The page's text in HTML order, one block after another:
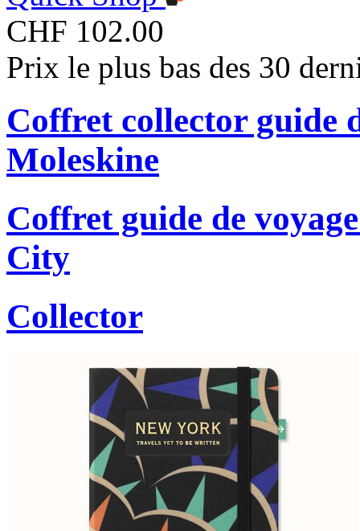
CHF 102.00
Prix le plus bas des 30
Coffret collector guide
Moleskine
Coffret guide de
City
Collector